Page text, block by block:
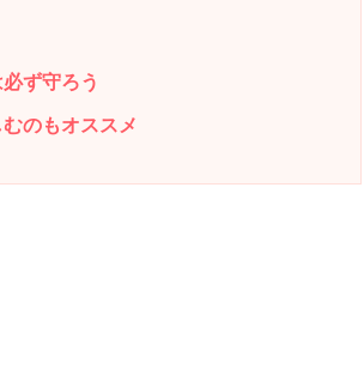
ず守ろう
のもオススメ